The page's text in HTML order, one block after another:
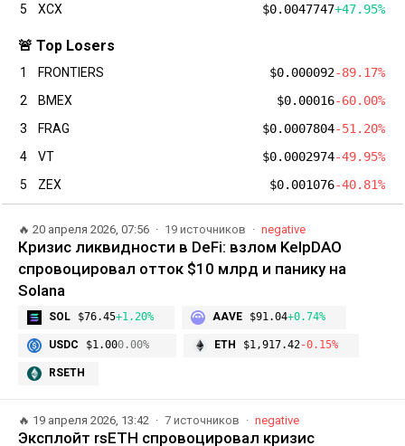
5
XCX $0.0047747+47.95%
🚨 Top Losers
1 FRONTIERS $0.000092-89.17%
2
BMEX $0.00016-60.00%
3
FRAG $0.0007804-51.20%
4
VT $0.0002974-49.95%
5
ZEX $0.001076-40.81%
🔥 20 апреля 2026, 07:56 19 источников negative
Кризис ликвидности в DeFi: взлом KelpDAO
спровоцировал отток $10 млрд и панику на
Solana
SOL $76.45+1.20% AAVE $91.04+0.74%
USDC $1.000.00% ETH $1,917.42-0.15%
RSETH
🔥 19 апреля 2026, 13:42 7 источников negative
Эксплойт rsETH спровоцировал кризис